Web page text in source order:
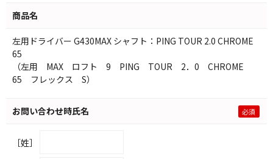
商品名
左用ドライバー G430MAX シャフト：PING TOUR 2.0 CHROME
65
（左用 MAX ロフト 9 PING TOUR 2．0 CHROME
65 フレックス S）
お問い合わせ時氏名
［姓］